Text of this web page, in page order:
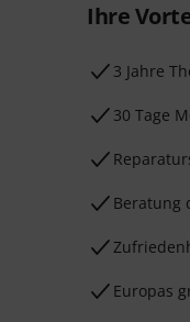
Ihre
3 Jahre
30 Tage
Beratung
Europas